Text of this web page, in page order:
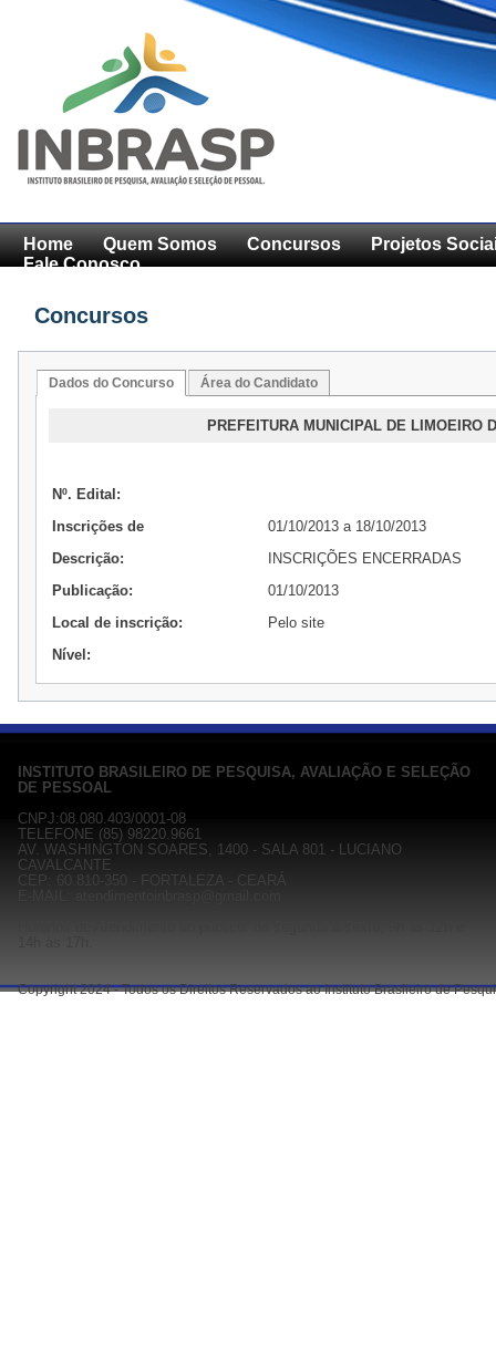
Home Quem Somos Concursos
Projetos
Fale Conosco
Concursos
Dados do Concurso Área do Candidato
PREFEITURA MUNICIPAL DE LIMOEIRO
Nº. Edital:
Inscrições de
01/10/2013 a 18/10/2013
Descrição:
INSCRIÇÕES ENCERRADAS
Publicação:
01/10/2013
Local de inscrição:
Pelo site
Nível:
INSTITUTO BRASILEIRO DE PESQUISA, AVALIAÇÃO E SELEÇÃO
DE PESSOAL
CNPJ:08.080.403/0001-08
TELEFONE (85) 98220.9661
AV. WASHINGTON SOARES, 1400 - SALA 801 - LUCIANO
CAVALCANTE
CEP: 60.810-350 - FORTALEZA - CEARÁ
Copyright 2024 - Todos os Direitos Reservados ao Instituto Brasileiro de